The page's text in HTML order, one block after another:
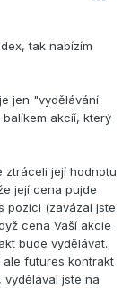
tak nabízím
jen "vydělávání
akcíí, který
ztráceli její hodnotu
její cena pujde
pozici (zavázal jste
cena Vaší akcie
bude vydělávat.
ale futures kontrakt
vydělával jste na